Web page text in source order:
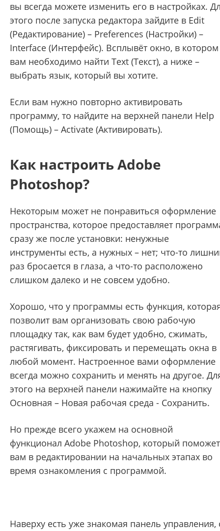
вы всегда можете изменить его в настройках.
этого после запуска редактора зайдите в Edit
(Редактирование) – Preferences (Настройки) –
Interface (Интерфейс). Всплывёт окно, в котором
вам необходимо найти Text (Текст), а ниже –
выбрать язык, который вы хотите.
Если вам нужно повторно активировать
программу, то найдите на верхней панели Help
(Помощь) – Activate (Активировать).
Как настроить Adobe
Photoshop?
Некоторым может не понравиться оформление
пространства, которое предоставляет
сразу же после установки: ненужные
инструменты есть, а нужных – нет; что-то
раз бросается в глаза, а что-то расположено
слишком далеко и не совсем удобно.
Хорошо, что у программы есть функция,
позволит вам организовать свою рабочую
площадку так, как вам будет удобно, сжимать,
растягивать, фиксировать и перемещать окна в
любой момент. Настроенное вами оформление
всегда можно сохранить и менять на другое.
этого на верхней панели нажимайте на кнопку
Основная – Новая рабочая среда - Сохранить.
Но прежде всего укажем на основной
функционал Adobe Photoshop, который поможет
вам в редактировании на начальных этапах во
время ознакомления с программой.
Наверху есть уже знакомая панель управления,